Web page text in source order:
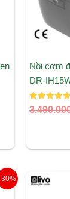
Nồi cơm
DR-
Được xếp
hạng
30%